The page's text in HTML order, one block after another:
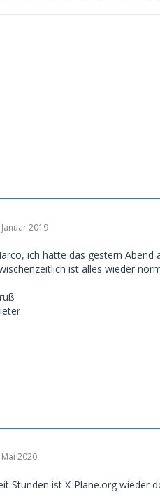
2019
ich hatte das gestern Abend
ist alles wieder
2020
Stunden ist X-Plane.org wieder